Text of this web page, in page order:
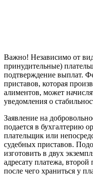
Важно! Независимо от
принудительные)
подтверждение выплат.
приставов, которая
алиментов, может
уведомления о
Заявление на
подается в бухгалтерию
плательщик или
судебных приставов.
изготовить в двух
адресату платежа, второй
после чего храниться у